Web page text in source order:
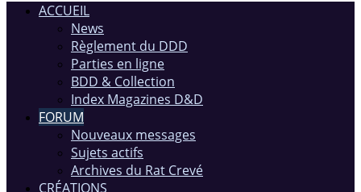
ACCUEIL
News
Règlement du DDD
Parties en ligne
BDD & Collection
Index Magazines D&D
FORUM
Nouveaux messages
Sujets actifs
Archives du Rat Crevé
CRÉATIONS